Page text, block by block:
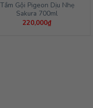
Tắm Gội Pigeon Dịu Nhẹ
Sakura 700ml
220,000₫